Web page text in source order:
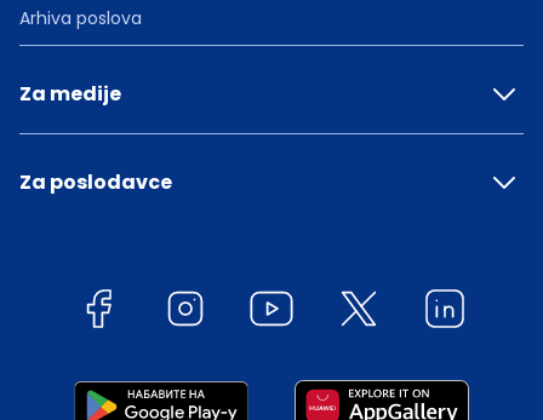
Arhiva poslova
Za medije
Za poslodavce